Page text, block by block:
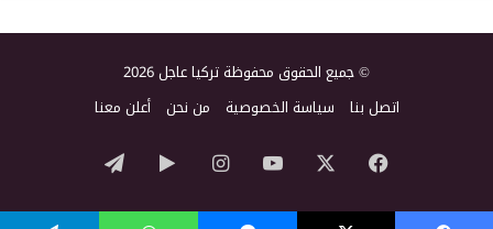
© جميع الحقوق محفوظة تركيا عاجل 2026
اتصل بنا سياسة الخصوصية من نحن أعلن معنا
فيسبوك ‫YouTubeانستقرام‏Google
Play
تيلقرام